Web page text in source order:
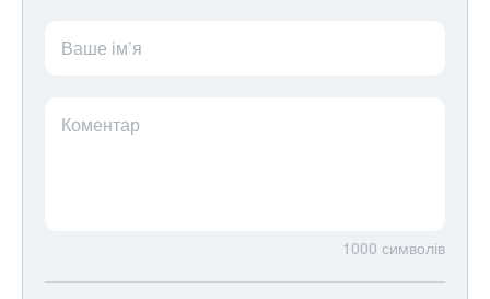
Ваше ім’я
Коментар
1000 символів